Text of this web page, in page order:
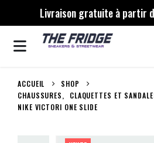
Livraison gratuite à partir
ACCUEIL
SHOP
CHAUSSURES,
CLAQUETTES ET
NIKE VICTORI ONE SLIDE